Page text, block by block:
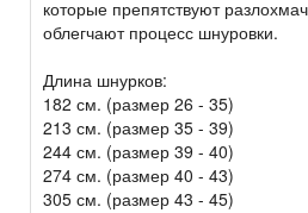
которые препятствуют
облегчают процесс шнуровки.
Длина шнурков:
182 см. (размер 26 - 35)
213 см. (размер 35 - 39)
244 см. (размер 39 - 40)
274 см. (размер 40 - 43)
305 см. (размер 43 - 45)